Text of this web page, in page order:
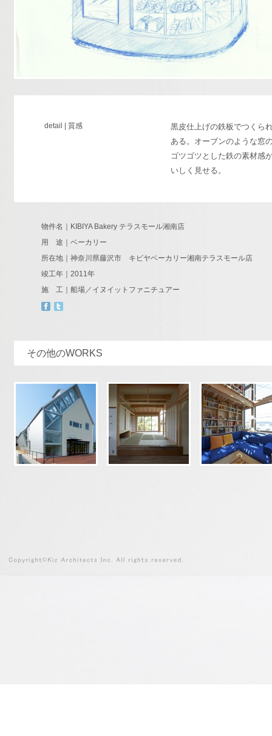
detail | 質感
黒皮仕上げの鉄板でつくら
ある。オーブンのような窓
ゴツゴツとした鉄の素材感
いしく見せる。
物件名｜KIBIYA Bakery テラスモール湘南店
用 途｜ベーカリー
所在地｜神奈川県藤沢市 キビヤベーカリー湘南テラスモール店
竣工年｜2011年
施 工｜船場／イヌイットファニチュアー
その他のWORKS